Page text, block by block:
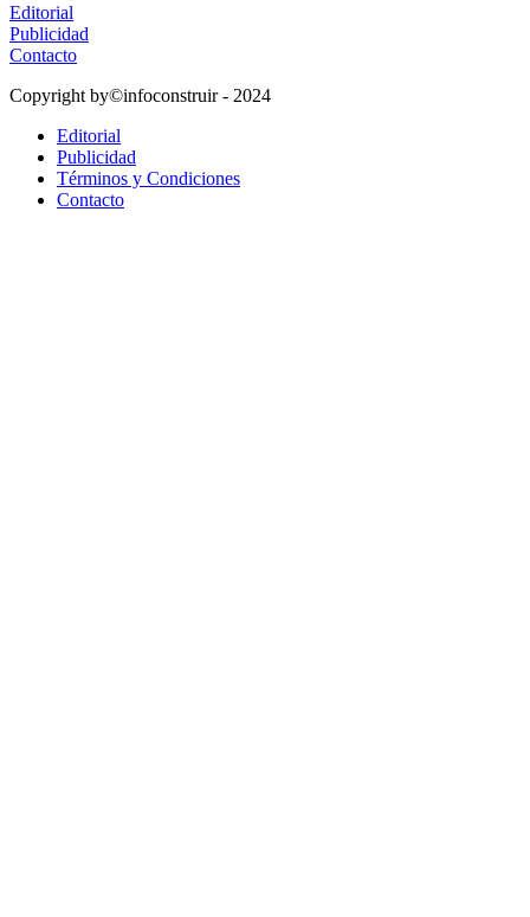
Editorial
Publicidad
Contacto
Copyright by©infoconstruir - 2024
Editorial
Publicidad
Términos y Condiciones
Contacto